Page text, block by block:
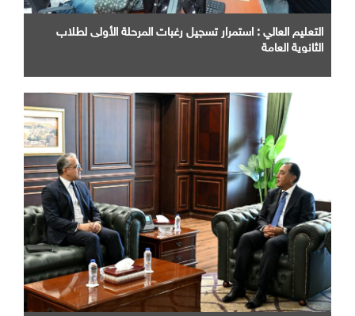
التعليم العالي : استمرار تسجيل رغبات المرحلة الأولى لطلاب
الثانوية العامة